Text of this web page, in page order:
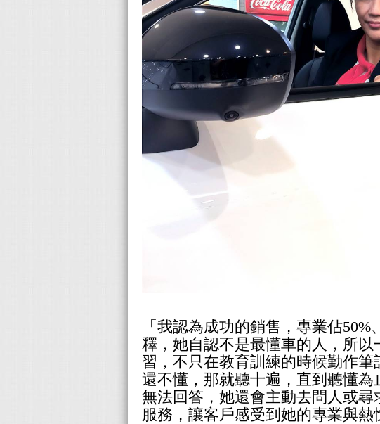
「我認為成功的銷售，專業佔
釋，她自認不是最懂車的人，所
習，不只在教育訓練的時候勤作
還不懂，那就聽十遍，直到聽懂
無法回答，她還會主動去問人或
服務，讓客戶感受到她的專業與熱